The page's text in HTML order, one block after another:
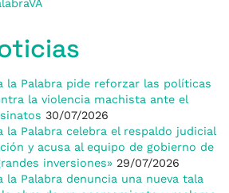
la Palabra pide reforzar las políticas
la violencia machista ante el
30/07/2026
la Palabra celebra el respaldo judicial
y acusa al equipo de gobierno de
inversiones» 29/07/2026
la Palabra denuncia una nueva tala